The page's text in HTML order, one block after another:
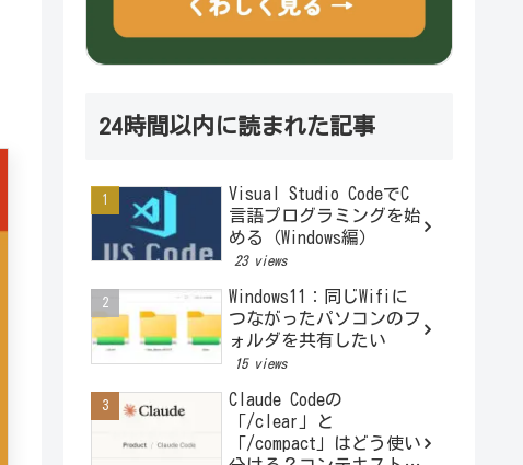
24時間以内に読まれた記事
Visual Studio CodeでC
言語プログラミングを始
める（Windows編）
23 views
Windows11：同じWifiに
つながったパソコンのフ
ォルダを共有したい
15 views
Claude Codeの
「/clear」と
「/compact」はどう使い